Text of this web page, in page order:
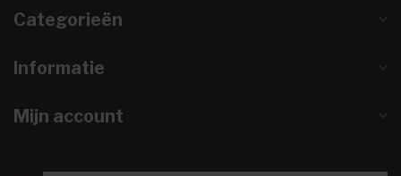
Categorieën
Informatie
Mijn account